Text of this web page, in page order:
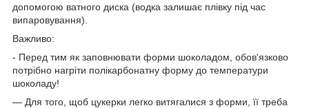
допомогою ватного диска (водка залишає плівку під час
випаровування).
Важливо:
- Перед тим як заповнювати форми шоколадом, обов'язково
потрібно нагріти полікарбонатну форму до температури
шоколаду!
— Для того, щоб цукерки легко витягалися з форми, її треба